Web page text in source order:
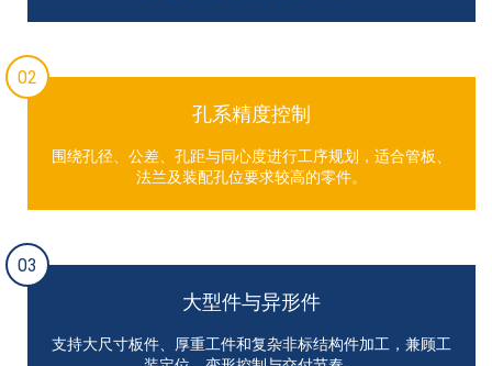
02
孔系精度控制
围绕孔径、公差、孔距与同心度进行工序规划，适合管板、
法兰及装配孔位要求较高的零件。
03
大型件与异形件
支持大尺寸板件、厚重工件和复杂非标结构件加工，兼顾工